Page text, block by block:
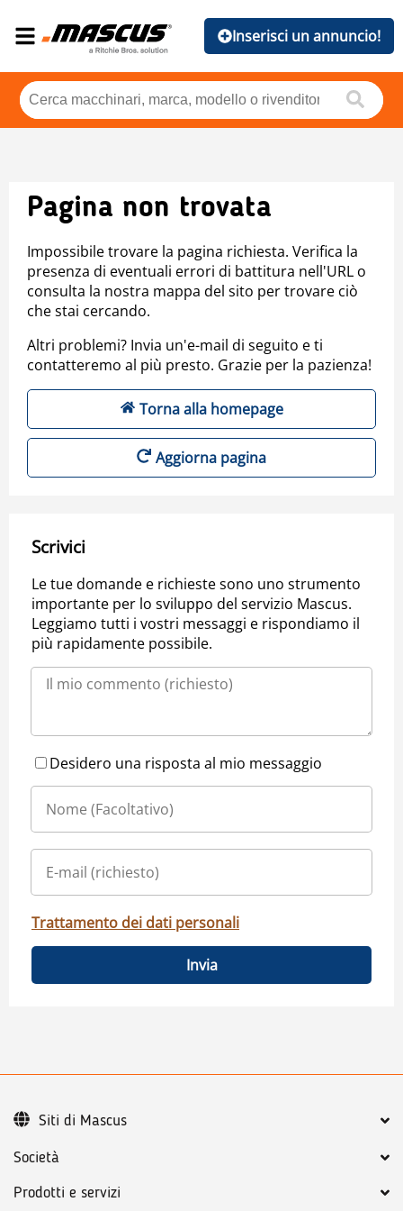
Inserisci un annuncio!
Pagina non trovata
Impossibile trovare la pagina richiesta. Verifica la
presenza di eventuali errori di battitura nell'URL o
consulta la nostra mappa del sito per trovare ciò
che stai cercando.
Altri problemi? Invia un'e-mail di seguito e ti
contatteremo al più presto. Grazie per la pazienza!
Torna alla homepage
Aggiorna pagina
Scrivici
Le tue domande e richieste sono uno strumento
importante per lo sviluppo del servizio Mascus.
Leggiamo tutti i vostri messaggi e rispondiamo il
più rapidamente possibile.
Desidero una risposta al mio messaggio
Trattamento dei dati personali
Invia
Società
Prodotti e servizi
Siti di Mascus